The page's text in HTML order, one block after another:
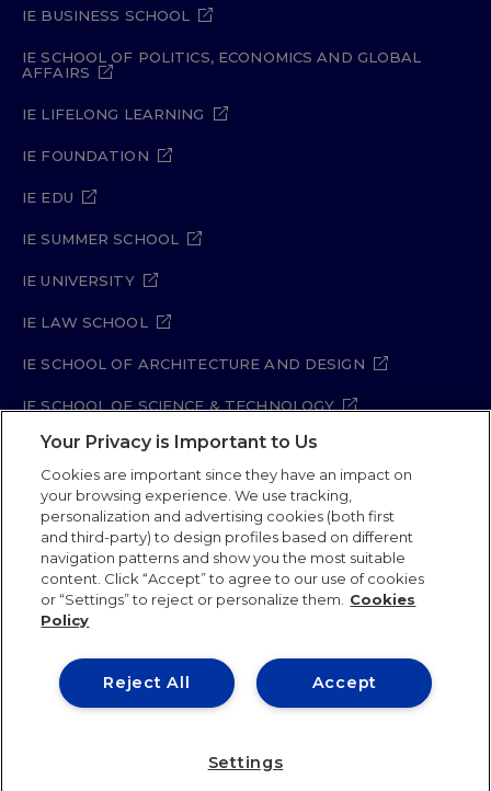
IE BUSINESS SCHOOL
IE SCHOOL OF POLITICS, ECONOMICS AND GLOBAL
AFFAIRS
IE LIFELONG LEARNING
IE FOUNDATION
IE EDU
IE SUMMER SCHOOL
IE UNIVERSITY
IE LAW SCHOOL
IE SCHOOL OF ARCHITECTURE AND DESIGN
IE SCHOOL OF SCIENCE & TECHNOLOGY
IE SCHOOL OF ARTS & HUMANITIES
Legal Notice Privacy Policy
Cookie Policy
Security Policy
Student Academic Standards
Compliance Channel
Site Map
IE University 2026
Your Privacy is Important to Us
Cookies are important since they have an impact on
your browsing experience. We use tracking,
personalization and advertising cookies (both first
and third-party) to design profiles based on different
navigation patterns and show you the most suitable
content. Click “Accept” to agree to our use of cookies
or “Settings” to reject or personalize them.
Cookies
Policy
Accept
Reject All
Settings